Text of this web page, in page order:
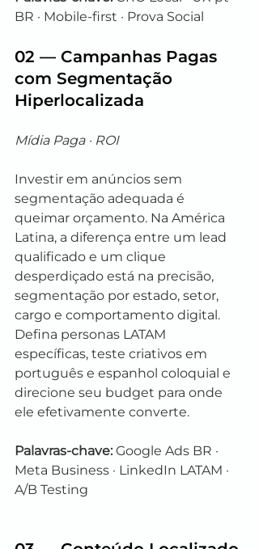
BR · Mobile-first · Prova Social
02 — Campanhas Pagas
com Segmentação
Hiperlocalizada
Mídia Paga · ROI
Investir em anúncios sem
segmentação adequada é
queimar orçamento. Na América
Latina, a diferença entre um lead
qualificado e um clique
desperdiçado está na precisão,
segmentação por estado, setor,
cargo e comportamento digital.
Defina personas LATAM
específicas, teste criativos em
português e espanhol coloquial e
direcione seu budget para onde
ele efetivamente converte.
Palavras-chave: Google Ads BR ·
Meta Business · LinkedIn LATAM ·
A/B Testing